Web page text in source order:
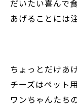
だいたい喜んで
あげることには
ちょっとだけあ
チーズはペット
ワンちゃんたち